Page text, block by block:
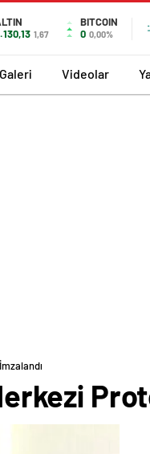
1,67
BITCOIN
0 0,00%
Videolar